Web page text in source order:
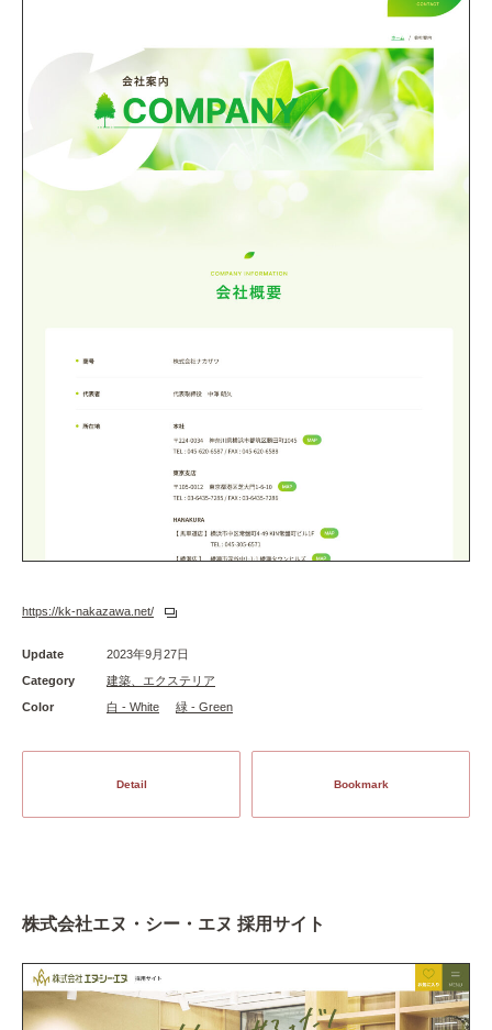
https://kk-nakazawa.net/
Update
2023年9月27日
Category
建築、エクステリア
Color
白 - White 緑 - Green
Detail Bookmark
株式会社エヌ・シー・エヌ 採用サイト